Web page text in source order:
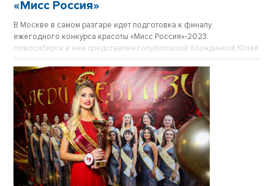
«Мисс Россия»
В Москве в самом разгаре идет подготовка к финалу
ежегодного конкурса красоты «Мисс Россия»-2023.
Новосибирск в нем представлен голубоглазой блондинкой Юлей
Колмаковой.